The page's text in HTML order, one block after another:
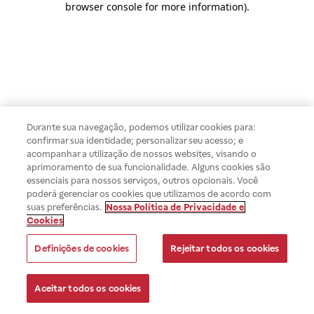
browser console for more information).
Durante sua navegação, podemos utilizar cookies para:
confirmar sua identidade; personalizar seu acesso; e
acompanhar a utilização de nossos websites, visando o
aprimoramento de sua funcionalidade. Alguns cookies são
essenciais para nossos serviços, outros opcionais. Você
poderá gerenciar os cookies que utilizamos de acordo com
suas preferências. Nossa Política de Privacidade e
Cookies
Definições de cookies Rejeitar todos os cookies
Aceitar todos os cookies